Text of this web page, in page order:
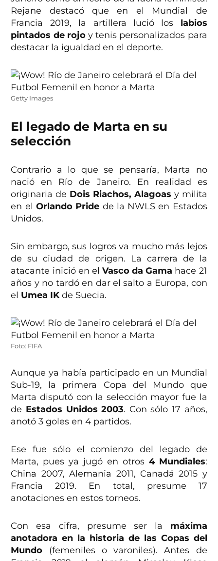
Rejane destacó que en el Mundial de
Francia 2019, la artillera lució los labios
pintados de rojoy tenis personalizados para
destacar la igualdad en el deporte.
Getty Images
El legado de Marta en su
selección
Contrario a lo que se pensaría, Marta no
nació en Río de Janeiro. En realidad es
originaria de Dois Riachos, Alagoas y milita
en el Orlando Pride de la NWLS en Estados
Unidos.
Sin embargo, sus logros va mucho más lejos
de su ciudad de origen. La carrera de la
atacante inició en el Vasco da Gama hace 21
años y no tardó en dar el salto a Europa, con
el Umea IKde Suecia.
Foto: FIFA
Aunque ya había participado en un Mundial
Sub-19, la primera Copa del Mundo que
Marta disputó con la selección mayor fue la
de Estados Unidos 2003. Con sólo 17 años,
anotó 3 goles en 4 partidos.
Ese fue sólo el comienzo del legado de
Marta, pues ya jugó en otros 4 Mundiales:
China 2007, Alemania 2011, Canadá 2015 y
Francia 2019. En total, presume 17
anotaciones en estos torneos.
Con esa cifra, presume ser la máxima
anotadora en la historia de las Copas del
Mundo (femeniles o varoniles). Antes de